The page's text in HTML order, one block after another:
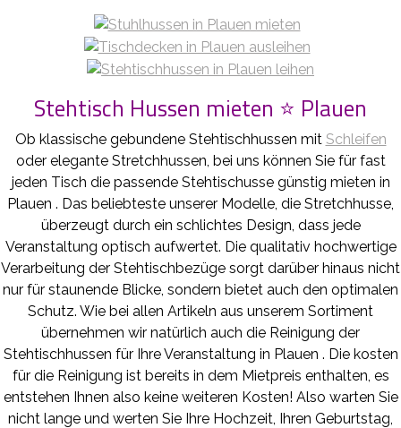
Stehtisch Hussen mieten ⭐ Plauen
Ob klassische gebundene Stehtischhussen mit Schleifen
oder elegante Stretchhussen, bei uns können Sie für fast
jeden Tisch die passende Stehtischusse günstig mieten in
Plauen . Das beliebteste unserer Modelle, die Stretchhusse,
überzeugt durch ein schlichtes Design, dass jede
Veranstaltung optisch aufwertet. Die qualitativ hochwertige
Verarbeitung der Stehtischbezüge sorgt darüber hinaus nicht
nur für staunende Blicke, sondern bietet auch den optimalen
Schutz. Wie bei allen Artikeln aus unserem Sortiment
übernehmen wir natürlich auch die Reinigung der
Stehtischhussen für Ihre Veranstaltung in Plauen . Die kosten
für die Reinigung ist bereits in dem Mietpreis enthalten, es
entstehen Ihnen also keine weiteren Kosten! Also warten Sie
nicht lange und werten Sie Ihre Hochzeit, Ihren Geburtstag,